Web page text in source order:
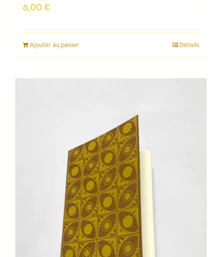
6,00 €
Ajouter au panier Détails